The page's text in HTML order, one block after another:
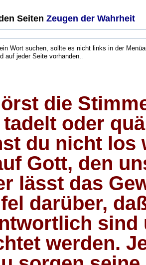
Seiten Zeugen der Wahrheit
Wort suchen, sollte es nicht links in der
auf jeder Seite vorhanden..
die
oder
du nicht los
Gott, den
lässt das
darüber,
sind
werden.